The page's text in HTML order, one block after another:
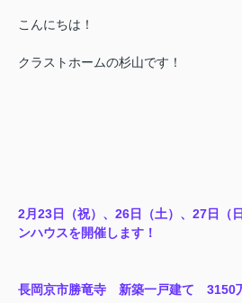
こんにちは！
クラストホームの杉山です！
2月23日（祝）、26日（土）、27日（
ンハウスを開催します！
長岡京市勝竜寺 新築一戸建て 3150